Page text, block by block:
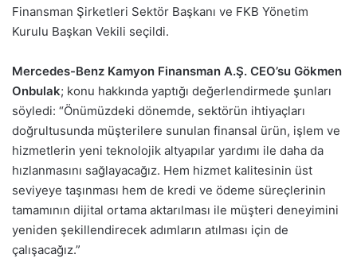
Finansman Şirketleri Sektör Başkanı ve FKB Yönetim
Kurulu Başkan Vekili seçildi.
Mercedes-Benz Kamyon Finansman A.Ş. CEO’su Gökmen
Onbulak; konu hakkında yaptığı değerlendirmede şunları
söyledi: “Önümüzdeki dönemde, sektörün ihtiyaçları
doğrultusunda müşterilere sunulan finansal ürün, işlem ve
hizmetlerin yeni teknolojik altyapılar yardımı ile daha da
hızlanmasını sağlayacağız. Hem hizmet kalitesinin üst
seviyeye taşınması hem de kredi ve ödeme süreçlerinin
tamamının dijital ortama aktarılması ile müşteri deneyimini
yeniden şekillendirecek adımların atılması için de
çalışacağız.”